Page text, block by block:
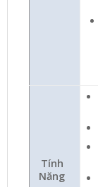
Tính
Năng